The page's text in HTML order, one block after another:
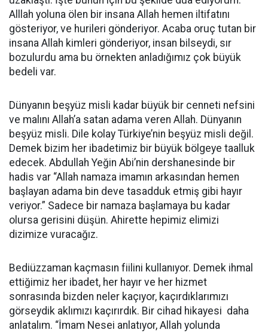
Alllah yoluna ölen bir insana Allah hemen iltifatını
gösteriyor, ve hurileri gönderiyor. Acaba oruç tutan bir
insana Allah kimleri gönderiyor, insan bilseydi, sır
bozulurdu ama bu örnekten anladığımız çok büyük
bedeli var.
Dünyanın beşyüz misli kadar büyük bir cenneti nefsini
ve malını Allah’a satan adama veren Allah. Dünyanın
beşyüz misli. Dile kolay Türkiye’nin beşyüz misli değil.
Demek bizim her ibadetimiz bir büyük bölgeye taalluk
edecek. Abdullah Yeğin Abi’nin dershanesinde bir
hadis var “Allah namaza imamın arkasından hemen
başlayan adama bin deve tasadduk etmiş gibi hayır
veriyor.” Sadece bir namaza başlamaya bu kadar
olursa gerisini düşün. Ahirette hepimiz elimizi
dizimize vuracağız.
Bediüzzaman kaçmasın fiilini kullanıyor. Demek ihmal
ettiğimiz her ibadet, her hayır ve her hizmet
sonrasında bizden neler kaçıyor, kaçırdıklarımızı
görseydik aklımızı kaçırırdık. Bir cihad hikayesi daha
anlatalım. “İmam Nesei anlatıyor, Allah yolunda